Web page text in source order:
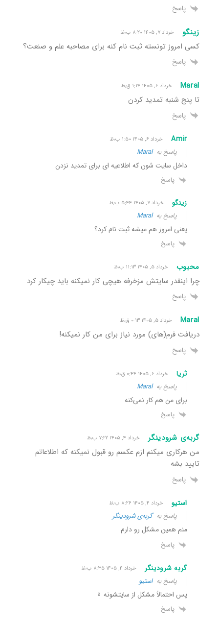
پاسخ
زینگو خرداد ۷, ۱۴۰۵ ۸:۲۰ ب٫ظ
کسی امروز تونسته ثبت نام کنه برای مصاحبه علم و صنعت؟
پاسخ
Maral خرداد ۶, ۱۴۰۵ ۱:۱۴ ق٫ظ
تا پنج شنبه تمدید کردن
پاسخ
Amir خرداد ۶, ۱۴۰۵ ۱:۵۰ ب٫ظ
پاسخ بهMaral
داخل سایت شون که اطلاعیه ای برای تمدید نزدن
پاسخ
زینگو خرداد ۷, ۱۴۰۵ ۵:۴۴ ب٫ظ
پاسخ بهMaral
یعنی امروز هم میشه ثبت نام کرد؟
پاسخ
محبوب خرداد ۵, ۱۴۰۵ ۱۱:۱۳ ب٫ظ
چرا اینقدر سایتش مزخرفه هیچی کار نمیکنه باید چیکار کرد
پاسخ
Maral خرداد ۵, ۱۴۰۵ ۰:۱۳ ق٫ظ
دریافت فرم(های) مورد نیاز برای من کار نمیکنه!
پاسخ
ثریا خرداد ۶, ۱۴۰۵ ۰:۴۴ ق٫ظ
پاسخ بهMaral
برای من هم کار نمی‌کنه
پاسخ
گربه‌ی شرودینگر خرداد ۴, ۱۴۰۵ ۷:۲۲ ب٫ظ
من هرکاری میکنم ازم عکسم رو قبول نمیکنه که اطلاعاتم
تایید بشه
پاسخ
استیو خرداد ۴, ۱۴۰۵ ۸:۲۶ ب٫ظ
پاسخ بهگربه‌ی شرودینگر
منم همین مشکل رو دارم
پاسخ
گربه شرودینگر خرداد ۴, ۱۴۰۵ ۸:۳۵ ب٫ظ
پاسخ بهاستیو
پس احتمالاً مشکل از سایتشونه ‍♀️
پاسخ